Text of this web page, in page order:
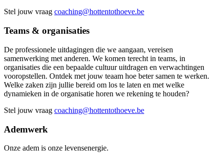
Stel jouw vraag coaching@hottentothoeve.be
Teams & organisaties
De professionele uitdagingen die we aangaan, vereisen
samenwerking met anderen. We komen terecht in teams, in
organisaties die een bepaalde cultuur uitdragen en verwachtingen
vooropstellen. Ontdek met jouw teaam hoe beter samen te werken.
Welke zaken zijn jullie bereid om los te laten en met welke
dynamieken in de organisatie horen we rekening te houden?
Stel jouw vraag coaching@hottentothoeve.be
Ademwerk
Onze adem is onze levensenergie.